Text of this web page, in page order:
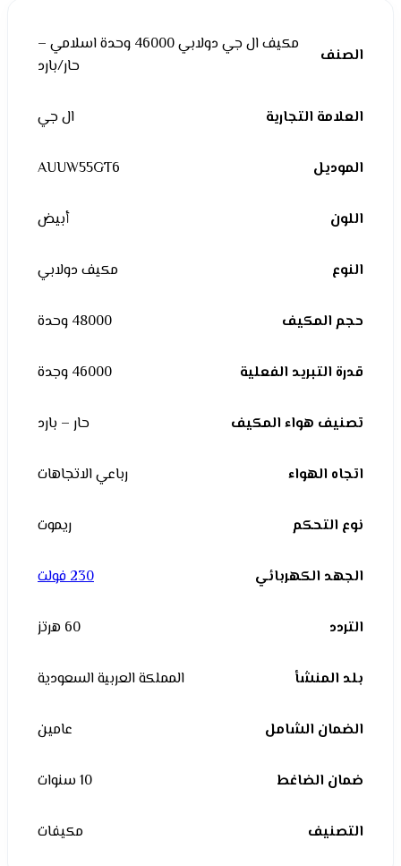
الصنف
مكيف ال جي دولابي 46000 وحدة اسلامي –
حار/بارد
العلامة التجارية ال جي
الموديل AUUW55GT6
اللون أبيض
النوع مكيف دولابي
حجم المكيف 48000 وحدة
قدرة التبريد الفعلية 46000 وجدة
تصنيف هواء المكيف حار – بارد
اتجاه الهواء رباعي الاتجاهات
نوع التحكم ريموت
الجهد الكهربائي 230 فولت
التردد 60 هرتز
بلد المنشأ المملكة العربية السعودية
الضمان الشامل عامين
ضمان الضاغط 10 سنوات
التصنيف مكيفات